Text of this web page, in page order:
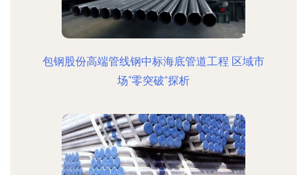
包钢股份高端管线钢中标海底管道工程 区域市
场“零突破”探析